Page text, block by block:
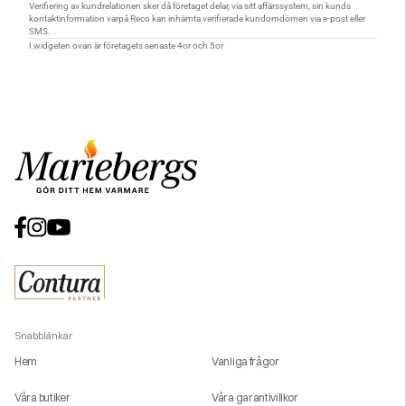
Snabblänkar
Hem
Våra butiker
Vanliga frågor
Våra garantivillkor